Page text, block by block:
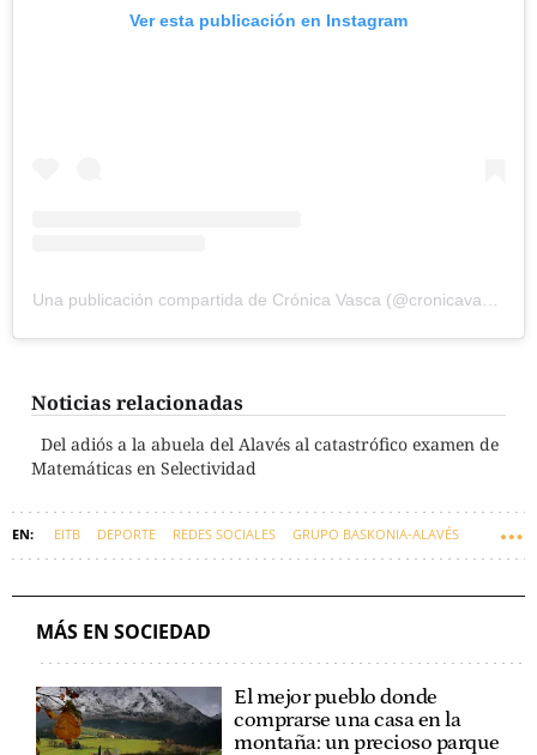
Ver esta publicación en Instagram
Noticias relacionadas
Del adiós a la abuela del Alavés al catastrófico examen de
Matemáticas en Selectividad
EITB DEPORTE REDES SOCIALES GRUPO BASKONIA-ALAVÉS
MÁS EN SOCIEDAD
El mejor pueblo donde
comprarse una casa en la
montaña: un precioso parque